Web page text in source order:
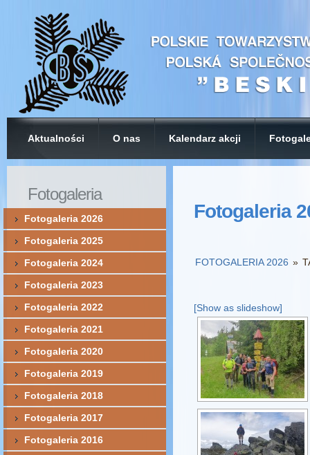
Aktualności O nas Kalendarz akcji
Fotogaleria
FOTOGALERIA 2026 »
[Show as slideshow]
Fotogaleria
Fotogaleria 2026
Fotogaleria 2025
Fotogaleria 2024
Fotogaleria 2023
Fotogaleria 2022
Fotogaleria 2021
Fotogaleria 2020
Fotogaleria 2019
Fotogaleria 2018
Fotogaleria 2017
Fotogaleria 2016